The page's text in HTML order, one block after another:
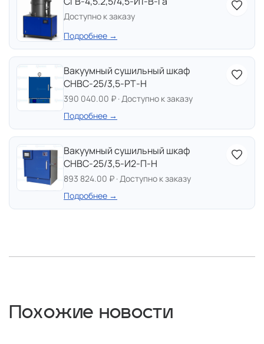
Доступно к заказу
Подробнее →
Вакуумный сушильный шкаф
СНВС-25/3,5-РТ-Н
390 040.00 ₽ · Доступно к заказу
Подробнее →
Вакуумный сушильный шкаф
СНВС-25/3,5-И2-П-Н
893 824.00 ₽ · Доступно к заказу
Подробнее →
Похожие новости